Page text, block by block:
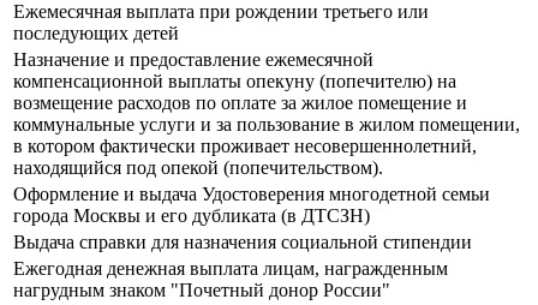
Ежемесячная выплата при рождении третьего или
последующих детей
Назначение и предоставление ежемесячной
компенсационной выплаты опекуну (попечителю) на
возмещение расходов по оплате за жилое помещение и
коммунальные услуги и за пользование в жилом помещении,
в котором фактически проживает несовершеннолетний,
находящийся под опекой (попечительством).
Оформление и выдача Удостоверения многодетной семьи
города Москвы и его дубликата (в ДТСЗН)
Выдача справки для назначения социальной стипендии
Ежегодная денежная выплата лицам, награжденным
нагрудным знаком "Почетный донор России"